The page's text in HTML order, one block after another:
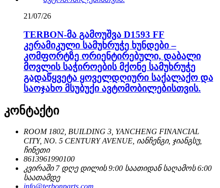
21/07/26
TERBON-მა გამოუშვა D1593 FF
კერამიკული სამუხრუჭე ხუნდები –
კომფორტზე ორიენტირებული, დაბალი
მოვლის საჭიროების მქონე სამუხრუჭე
გადაწყვეტა ყოველდღიური საქალაქო და
საოჯახო მსუბუქი ავტომობილებისთვის.
კონტაქტი
ROOM 1802, BUILDING 3, YANCHENG FINANCIAL
CITY, NO. 5 CENTURY AVENUE, იანჩენგი, ჯიანგსუ,
ჩინეთი
8613961990100
კვირაში 7 დღე დილის 9:00 საათიდან საღამოს 6:00
საათამდე
info@terbonparts.com